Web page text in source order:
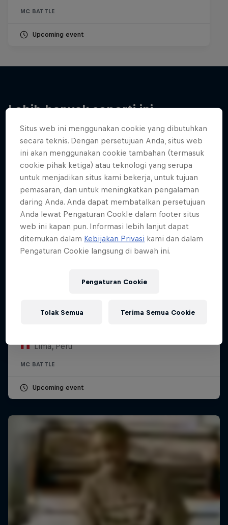
MC BATTLE
Upcoming event
Lebih banyak seperti ini
Red Bull Batalla Peru National Final 2026
Lima, Peru
MC BATTLE
Upcoming event
Situs web ini menggunakan cookie yang dibutuhkan
secara teknis. Dengan persetujuan Anda, situs web
ini akan menggunakan cookie tambahan (termasuk
cookie pihak ketiga) atau teknologi yang serupa
untuk menjadikan situs kami bekerja, untuk tujuan
pemasaran, dan untuk meningkatkan pengalaman
daring Anda. Anda dapat membatalkan persetujuan
Anda lewat Pengaturan CookIe dalam footer situs
web ini kapan pun. Informasi lebih lanjut dapat
ditemukan dalam Kebijakan Privasi kami dan dalam
Pengaturan Cookie langsung di bawah ini.
Pengaturan Cookie
Tolak Semua Terima Semua Cookie